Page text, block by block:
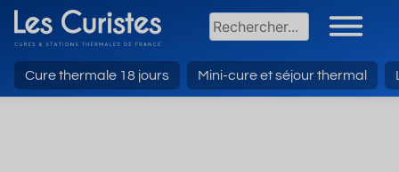
Cure thermale 18 jours Mini-cure et séjour thermal